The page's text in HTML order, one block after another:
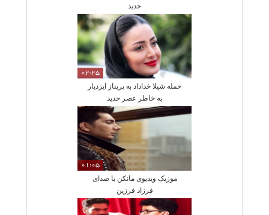
جدید
02:25
حمله شیلا خداداد به پریناز ایزدیار
به خاطر عصر جدید
01:05
موزیک ویدیوی مانکن با صدای
فرزاد فرزین